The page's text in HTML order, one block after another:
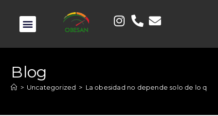
Blog
> Uncategorized > La obesidad no depende solo de lo